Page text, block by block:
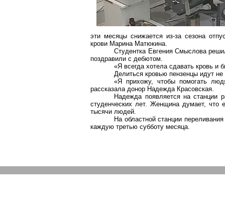
эти месяцы снижается из-за сезона
крови Марина Матюкина.
Студентка Евгения Смыслова
поздравили с дебютом.
«Я всегда хотела сдавать кровь и
Делиться кровью пензенцы идут
«Я прихожу, чтобы помогать
рассказала донор Надежда Красовская.
Надежда появляется на станции
студенческих лет. Женщина думает, что
тысячи людей.
На областной станции
каждую третью субботу месяца.